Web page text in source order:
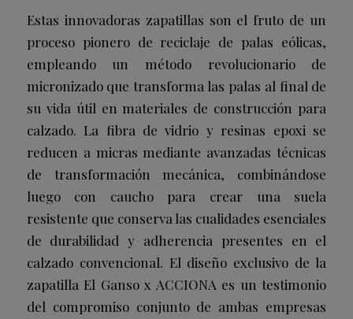
Estas innovadoras zapatillas son el fruto de un
proceso pionero de reciclaje de palas eólicas,
empleando un método revolucionario de
micronizado que transforma las palas al final de
su vida útil en materiales de construcción para
calzado. La fibra de vidrio y resinas epoxi se
reducen a micras mediante avanzadas técnicas
de transformación mecánica, combinándose
luego con caucho para crear una suela
resistente que conserva las cualidades esenciales
de durabilidad y adherencia presentes en el
calzado convencional. El diseño exclusivo de la
zapatilla El Ganso x ACCIONA es un testimonio
del compromiso conjunto de ambas empresas